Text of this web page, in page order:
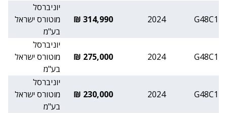
G48C1
2024
314,990 ₪
יוניברסל
מוטורס ישראל
בע"מ
G48C1
2024
275,000 ₪
יוניברסל
מוטורס ישראל
בע"מ
G48C1
2024
230,000 ₪
יוניברסל
מוטורס ישראל
בע"מ